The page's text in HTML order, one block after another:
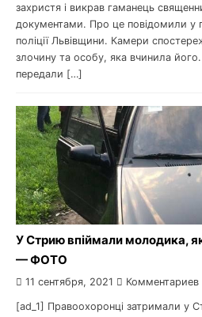
захристя і викрав гаманець
документами. Про це повідомили у
поліції Львівщини. Камери
злочину та особу, яка вчинила
передали […]
У Стрию впіймали молодика,
— ФОТО
11 сентября, 2021 Комментариев
[ad_1] Правоохоронці затримали у